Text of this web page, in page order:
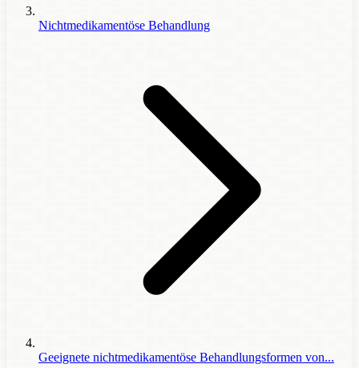
Nichtmedikamentöse Behandlung
Geeignete nichtmedikamentöse Behandlungsformen von...